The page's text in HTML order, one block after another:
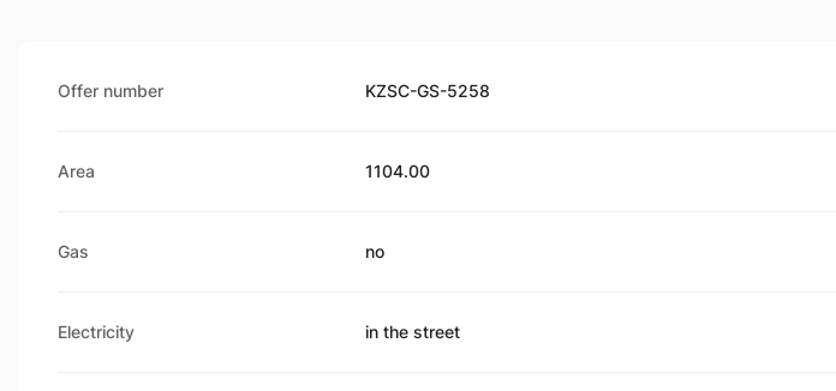
Offer number KZSC-GS-5258
Area 1104.00
Gas no
Electricity in the street